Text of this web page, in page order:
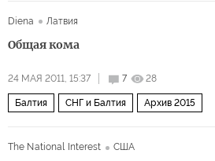
Diena Латвия
Общая кома
24 МАЯ 2011, 15:37 7 28
Балтия СНГ и Балтия Архив 2015
The National Interest США